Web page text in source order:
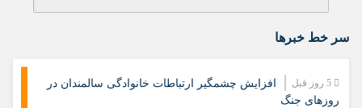
سر خط خبرها
افزایش چشمگیر ارتباطات خانوادگی سالمندان در
روزهای جنگ